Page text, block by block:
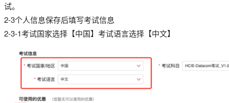
试。
2-3个人信息保存后填写考试信息
2-3-1考试国家选择【中国】考试语言选择【中文】